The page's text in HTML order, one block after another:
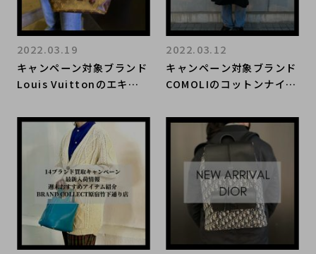
キャンペーン対象ブランド
Louis Vuittonのエキゾ
ました。
2022.03.19
キャンペーン対象ブランド
COMOLIのコットンナイロ
荷しました。
2022.03.12